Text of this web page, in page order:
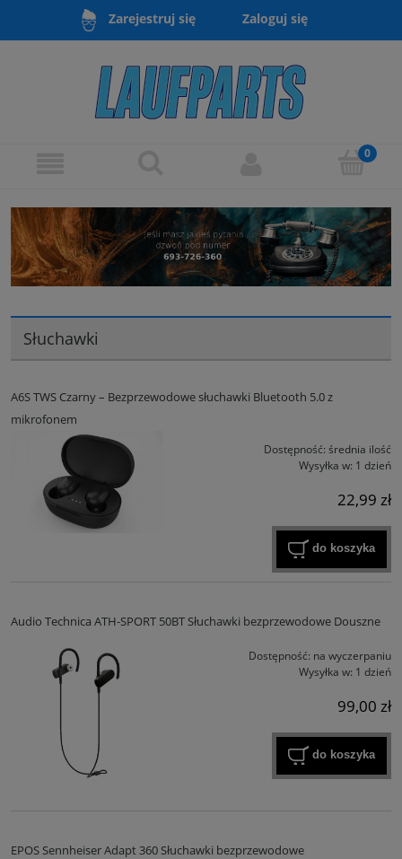
Zarejestruj się Zaloguj się
Słuchawki
A6S TWS Czarny – Bezprzewodowe słuchawki Bluetooth 5.0 z
mikrofonem
Dostępność: średnia ilość
Wysyłka w: 1 dzień
22,99 zł
do koszyka
Audio Technica ATH-SPORT 50BT Słuchawki bezprzewodowe Douszne
Dostępność: na wyczerpaniu
Wysyłka w: 1 dzień
99,00 zł
do koszyka
EPOS Sennheiser Adapt 360 Słuchawki bezprzewodowe